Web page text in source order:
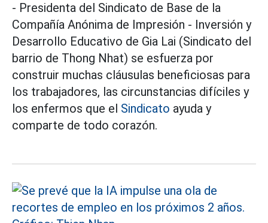
- Presidenta del Sindicato de Base de la
Compañía Anónima de Impresión - Inversión y
Desarrollo Educativo de Gia Lai (Sindicato del
barrio de Thong Nhat) se esfuerza por
construir muchas cláusulas beneficiosas para
los trabajadores, las circunstancias difíciles y
los enfermos que el Sindicato ayuda y
comparte de todo corazón.